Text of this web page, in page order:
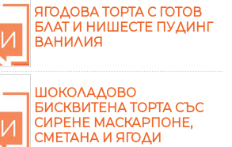
ЯГОДОВА ТОРТА С ГОТОВ
БЛАТ И НИШЕСТЕ ПУДИНГ
ВАНИЛИЯ
ШОКОЛАДОВО
БИСКВИТЕНА ТОРТА СЪС
СИРЕНЕ МАСКАРПОНЕ,
СМЕТАНА И ЯГОДИ